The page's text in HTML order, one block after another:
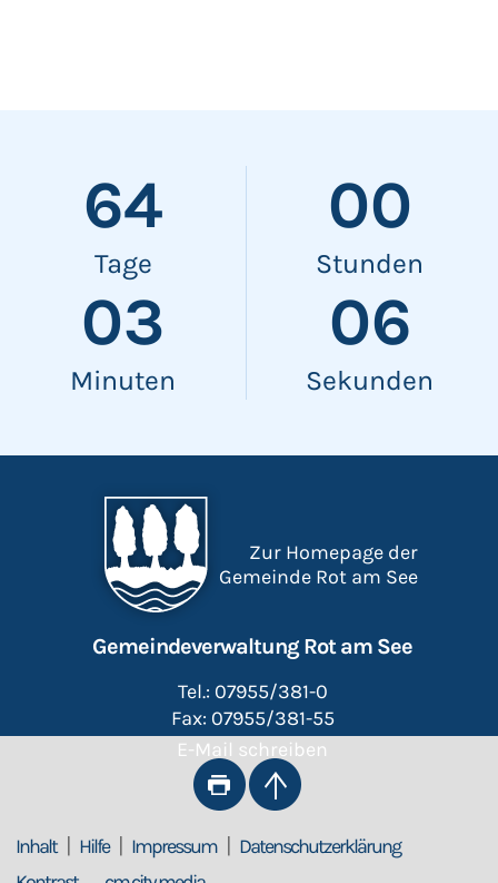
64
Tage
00
Stunden
03
Minuten
06
Sekunden
Zur Homepage der
Gemeinde Rot am See
Gemeindeverwaltung Rot am See
Tel.: 07955/381-0
Fax: 07955/381-55
E-Mail schreiben
Inhalt Hilfe Impressum
Datenschutzerklärung